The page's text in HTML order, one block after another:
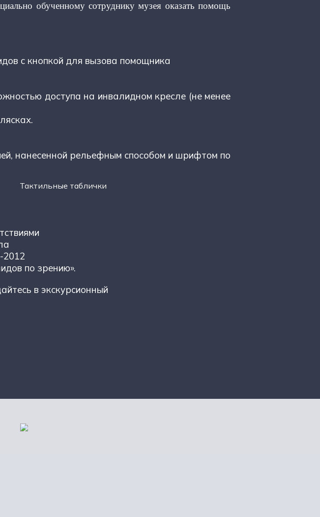
обученному сотруднику музея оказать помощь
с кнопкой для вызова помощника
доступа на инвалидном кресле (не менее
нанесенной рельефным способом и шрифтом по
таблички
2012
по зрению».
в экскурсионный